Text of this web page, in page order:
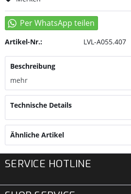
Artikel-Nr.: LVL-A055.407
Beschreibung
mehr
Technische Details
Ähnliche Artikel
SERVICE HOTLINE